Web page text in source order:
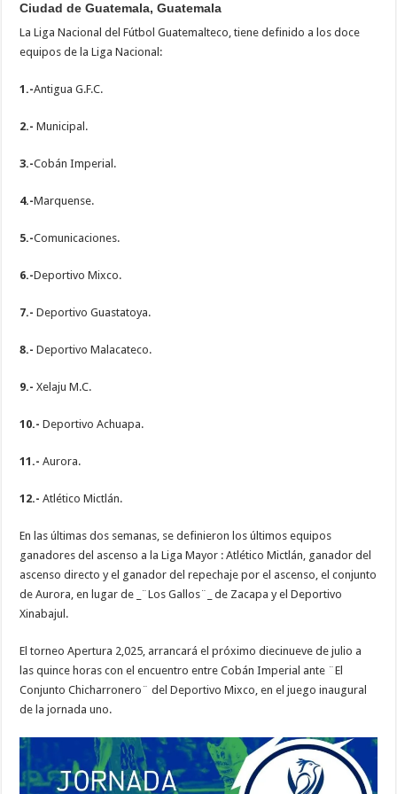
Ciudad de Guatemala, Guatemala
La Liga Nacional del Fútbol Guatemalteco, tiene definido a los doce
equipos de la Liga Nacional:
1.-Antigua G.F.C.
2.- Municipal.
3.-Cobán Imperial.
4.-Marquense.
5.-Comunicaciones.
6.-Deportivo Mixco.
7.-Deportivo Guastatoya.
8.-Deportivo Malacateco.
9.-Xelaju M.C.
10.- Deportivo Achuapa.
11.-Aurora.
12.-Atlético Mictlán.
En las últimas dos semanas, se definieron los últimos equipos
ganadores del ascenso a la Liga Mayor : Atlético Mictlán, ganador del
ascenso directo y el ganador del repechaje por el ascenso, el conjunto
de Aurora, en lugar de _¨Los Gallos¨_ de Zacapa y el Deportivo
Xinabajul.
El torneo Apertura 2,025, arrancará el próximo diecinueve de julio a
las quince horas con el encuentro entre Cobán Imperial ante ¨El
Conjunto Chicharronero¨ del Deportivo Mixco, en el juego inaugural
de la jornada uno.